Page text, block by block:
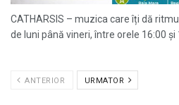
CATHARSIS – muzica care îți dă
de luni până vineri, între orele 16:00 și
ANTERIOR URMATOR